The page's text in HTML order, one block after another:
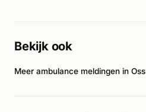
Bekijk ook
Meer ambulance meldingen in Oss